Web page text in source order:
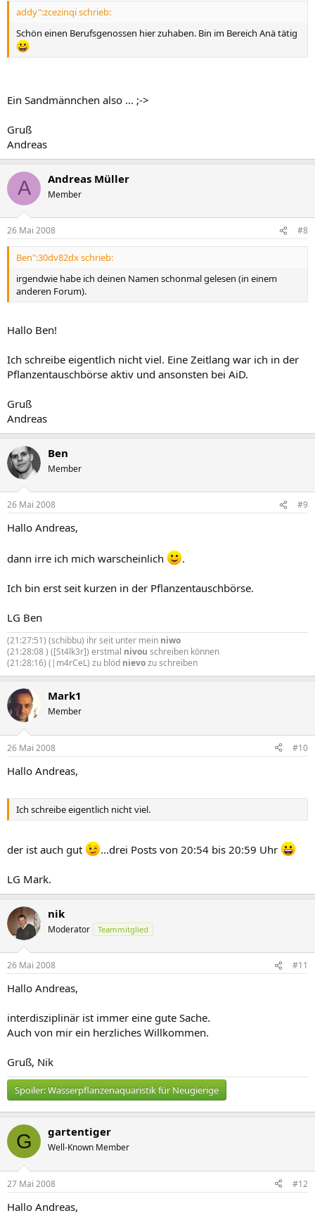
addy":zcezinqi schrieb:
Schön einen Berufsgenossen hier zuhaben. Bin im Bereich Anä tätig
Ein Sandmännchen also ... ;->
Gruß
Andreas
A Andreas Müller
Member
26 Mai 2008 #8
Ben":30dv82dx schrieb:
irgendwie habe ich deinen Namen schonmal gelesen (in einem
anderen Forum).
Hallo Ben!
Ich schreibe eigentlich nicht viel. Eine Zeitlang war ich in der
Pflanzentauschbörse aktiv und ansonsten bei AiD.
Gruß
Andreas
Ben
Member
26 Mai 2008 #9
Hallo Andreas,
dann irre ich mich warscheinlich .
Ich bin erst seit kurzen in der Pflanzentauschbörse.
LG Ben
(21:27:51) (schibbu) ihr seit unter mein niwo
(21:28:08 ) ([St4lk3r]) erstmal nivou schreiben können
(21:28:16) (|m4rCeL) zu blöd nievozu schreiben
Mark1
Member
26 Mai 2008 #10
Hallo Andreas,
Ich schreibe eigentlich nicht viel.
der ist auch gut ...drei Posts von 20:54 bis 20:59 Uhr
LG Mark.
nik
Moderator Teammitglied
26 Mai 2008 #11
Hallo Andreas,
interdisziplinär ist immer eine gute Sache.
Auch von mir ein herzliches Willkommen.
Gruß, Nik
Spoiler:Wasserpflanzenaquaristik für Neugierige
G gartentiger
Well-Known Member
27 Mai 2008 #12
Hallo Andreas,